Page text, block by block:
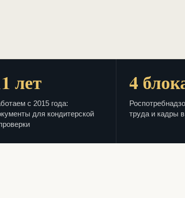
лет
с 2015 года:
для кондитерской
4
труда и кадры